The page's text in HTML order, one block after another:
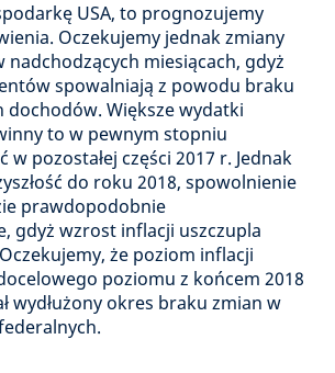
USA, to prognozujemy
Oczekujemy jednak zmiany
miesiącach, gdyż
spowalniają z powodu braku
Większe wydatki
to w pewnym stopniu
pozostałej części 2017 r. Jednak
do roku 2018, spowolnienie
prawdopodobnie
gdyż wzrost inflacji uszczupla
że poziom inflacji
poziomu z końcem 2018
wydłużony okres braku zmian w